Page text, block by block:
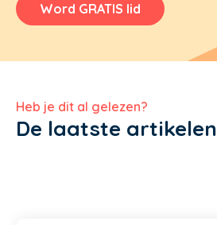
Word GRATIS lid
Heb je dit al gelezen?
De laatste artikelen